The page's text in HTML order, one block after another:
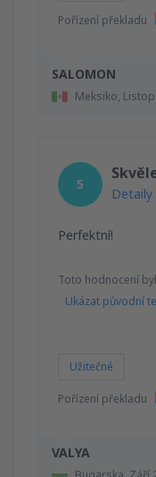
SALOMON
Meksiko,
Pořízení překladu
VALYA
5
Detaily
Perfektní!
Toto hodnocení
Ukázat původní
Užitečné
Pořízení překladu